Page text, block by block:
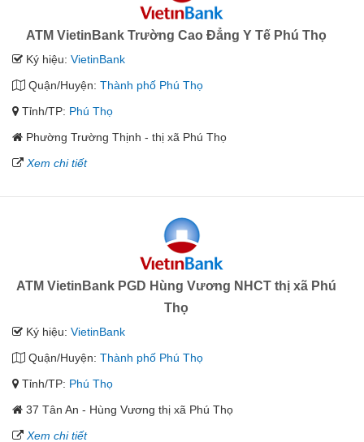
ATM VietinBank Trường Cao Đẳng Y Tế Phú Thọ
Ký hiệu: VietinBank
Quận/Huyện: Thành phố Phú Thọ
Tỉnh/TP: Phú Thọ
Phường Trường Thịnh - thị xã Phú Thọ
Xem chi tiết
ATM VietinBank PGD Hùng Vương NHCT thị xã Phú
Thọ
Ký hiệu: VietinBank
Quận/Huyện: Thành phố Phú Thọ
Tỉnh/TP: Phú Thọ
37 Tân An - Hùng Vương thị xã Phú Thọ
Xem chi tiết